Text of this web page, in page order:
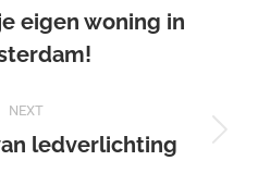
Previous
post:
eigen woning in
NEXT
Next
ledverlichting